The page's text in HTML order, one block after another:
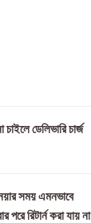
ডেলিভারি চার্জ
সময় এমনভাবে
পরে রিটার্ন করা যায় না